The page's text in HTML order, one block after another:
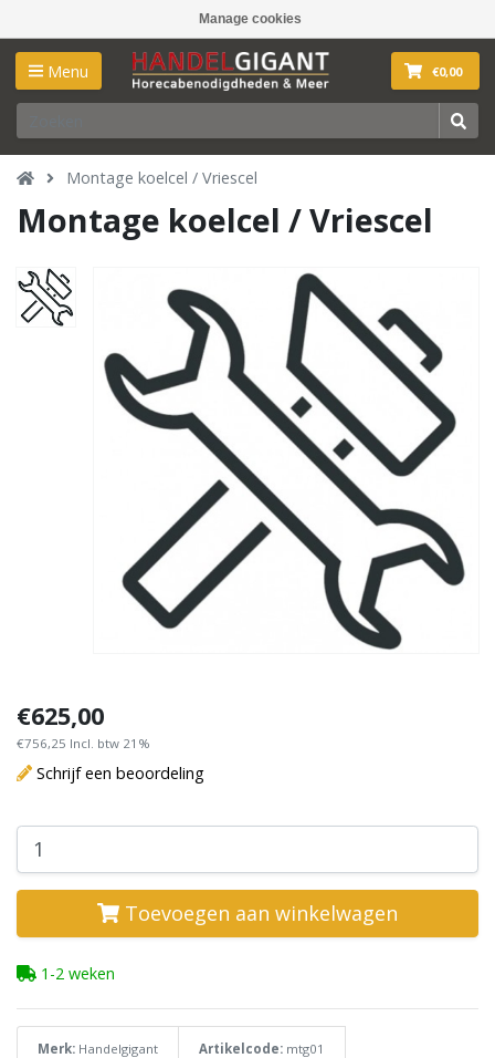
Manage cookies
Menu €0,00
Montage koelcel / Vriescel
Montage koelcel / Vriescel
€625,00
€756,25 Incl. btw 21%
Schrijf een beoordeling
Toevoegen aan winkelwagen
1-2 weken
Merk: Handelgigant Artikelcode: mtg01